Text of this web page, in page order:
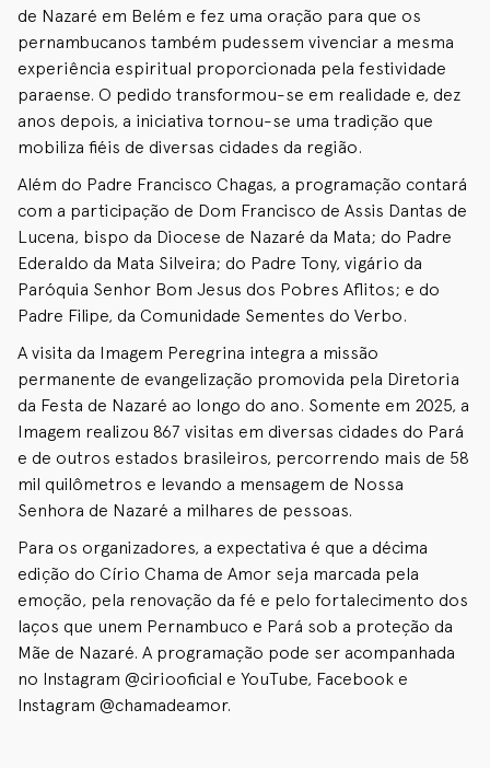
de Nazaré em Belém e fez uma oração para que os
pernambucanos também pudessem vivenciar a mesma
experiência espiritual proporcionada pela festividade
paraense. O pedido transformou-se em realidade e, dez
anos depois, a iniciativa tornou-se uma tradição que
mobiliza fiéis de diversas cidades da região.
Além do Padre Francisco Chagas, a programação contará
com a participação de Dom Francisco de Assis Dantas de
Lucena, bispo da Diocese de Nazaré da Mata; do Padre
Ederaldo da Mata Silveira; do Padre Tony, vigário da
Paróquia Senhor Bom Jesus dos Pobres Aflitos; e do
Padre Filipe, da Comunidade Sementes do Verbo.
A visita da Imagem Peregrina integra a missão
permanente de evangelização promovida pela Diretoria
da Festa de Nazaré ao longo do ano. Somente em 2025, a
Imagem realizou 867 visitas em diversas cidades do Pará
e de outros estados brasileiros, percorrendo mais de 58
mil quilômetros e levando a mensagem de Nossa
Senhora de Nazaré a milhares de pessoas.
Para os organizadores, a expectativa é que a décima
edição do Círio Chama de Amor seja marcada pela
emoção, pela renovação da fé e pelo fortalecimento dos
laços que unem Pernambuco e Pará sob a proteção da
Mãe de Nazaré. A programação pode ser acompanhada
no Instagram @ciriooficial e YouTube, Facebook e
Instagram @chamadeamor.